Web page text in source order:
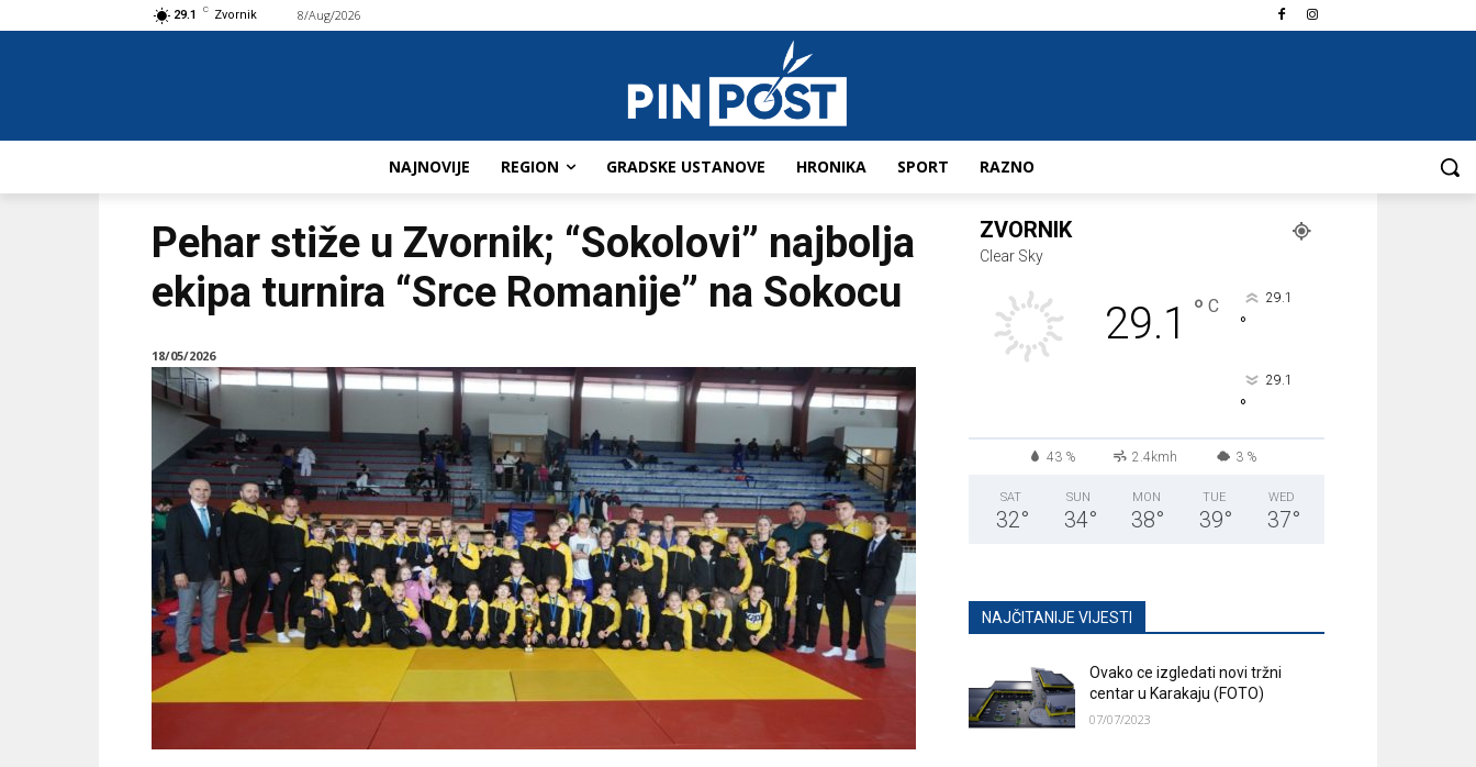
29.1 C Zvornik 8/Aug/2026
NAJNOVIJE REGION GRADSKE USTANOVE HRONIKA SPORT RAZNO
Pehar stiže u Zvornik; “Sokolovi” najbolja
ekipa turnira “Srce Romanije” na Sokocu
18/05/2026
ZVORNIK
Clear Sky
29.1 ° C 29.1
°
29.1
°
43 % 2.4kmh 3 %
SAT
32°
SUN
34°
MON
38°
TUE
39°
WED
37°
NAJČITANIJE VIJESTI
Ovako ce izgledati novi tržni
centar u Karakaju (FOTO)
07/07/2023